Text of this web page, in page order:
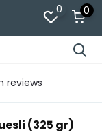
0 0
verzonden*
(325 gr)